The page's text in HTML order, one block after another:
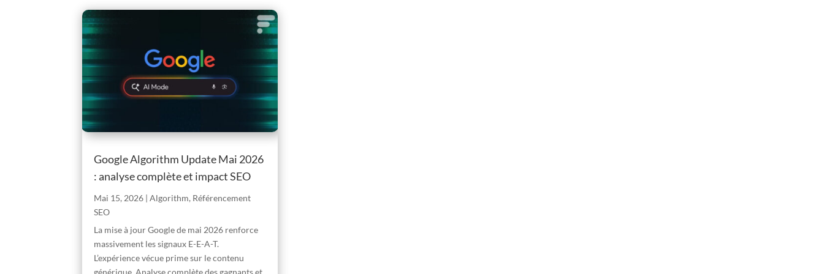
Google Algorithm Update Mai 2026
: analyse complète et impact SEO
Mai 15, 2026 |Algorithm, Référencement
SEO
La mise à jour Google de mai 2026 renforce
massivement les signaux E-E-A-T.
L’expérience vécue prime sur le contenu
générique. Analyse complète des gagnants et